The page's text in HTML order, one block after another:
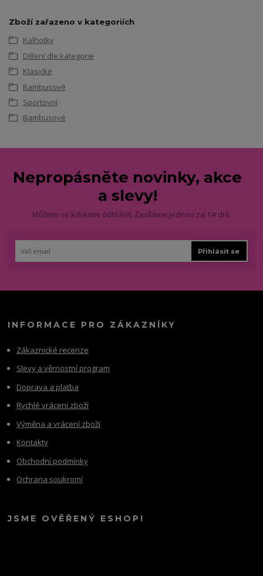
Zboží zařazeno v kategoriích
Kalhotky
Dělení dle kategorie
Klasické
Bambusové
Sportovní
Bambusové
Nepropásněte novinky, akce
a slevy!
Můžete se kdykoliv odhlásit. Zasíláme jednou za 14 dní.
Přihlásit se
INFORMACE PRO ZÁKAZNÍKY
Zákaznické recenze
Slevy a věrnostní program
Doprava a platba
Rychlé vrácení zboží
Výměna a vrácení zboží
Kontakty
Obchodní podmínky
Ochrana soukromí
JSME OVĚŘENÝ ESHOP!